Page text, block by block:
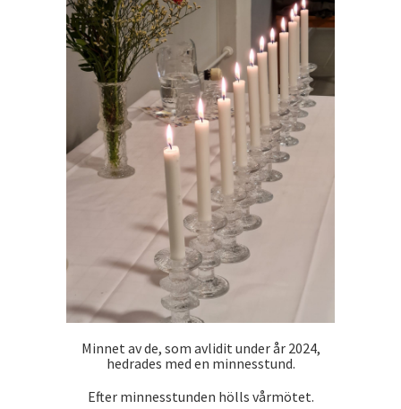
Minnet av de, som avlidit under år 2024,
hedrades med en minnesstund.
Efter minnesstunden hölls vårmötet.